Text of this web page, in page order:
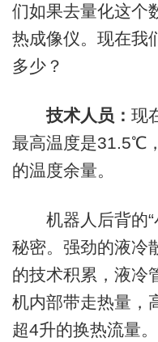
们如果去量化这个
热成像仪。现在我
多少？
技术人员： 现
最高温度是31.5℃
的温度余量。
机器人后背的“
秘密。强劲的液冷
的技术积累，液冷
机内部带走热量，
超4升的换热流量